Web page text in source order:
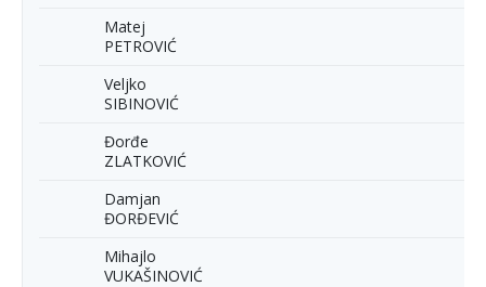
Matej
PETROVIĆ
Veljko
SIBINOVIĆ
Đorđe
ZLATKOVIĆ
Damjan
ĐORĐEVIĆ
Mihajlo
VUKAŠINOVIĆ